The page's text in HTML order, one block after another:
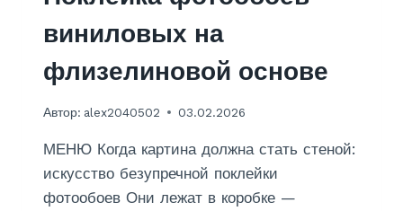
О
Н
В
Й
:
виниловых на
флизелиновой основе
Автор: alex2040502 03.02.2026
МЕНЮ Когда картина должна стать стеной:
искусство безупречной поклейки
фотообоев Они лежат в коробке —